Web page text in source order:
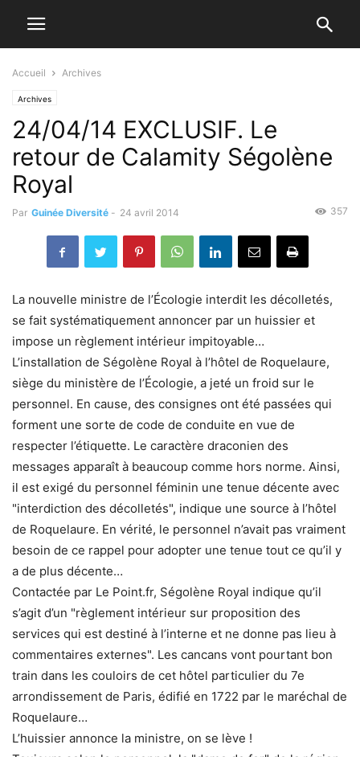
Accueil Archives
Archives
24/04/14 EXCLUSIF. Le
retour de Calamity Ségolène
Royal
Par Guinée Diversité - 24 avril 2014 357
La nouvelle ministre de l’Écologie interdit les décolletés,
se fait systématiquement annoncer par un huissier et
impose un règlement intérieur impitoyable…
L’installation de Ségolène Royal à l’hôtel de Roquelaure,
siège du ministère de l’Écologie, a jeté un froid sur le
personnel. En cause, des consignes ont été passées qui
forment une sorte de code de conduite en vue de
respecter l’étiquette. Le caractère draconien des
messages apparaît à beaucoup comme hors norme. Ainsi,
il est exigé du personnel féminin une tenue décente avec
"interdiction des décolletés", indique une source à l’hôtel
de Roquelaure. En vérité, le personnel n’avait pas vraiment
besoin de ce rappel pour adopter une tenue tout ce qu’il y
a de plus décente…
Contactée par Le Point.fr, Ségolène Royal indique qu’il
s’agit d’un "règlement intérieur sur proposition des
services qui est destiné à l’interne et ne donne pas lieu à
commentaires externes". Les cancans vont pourtant bon
train dans les couloirs de cet hôtel particulier du 7e
arrondissement de Paris, édifié en 1722 par le maréchal de
Roquelaure…
L’huissier annonce la ministre, on se lève !